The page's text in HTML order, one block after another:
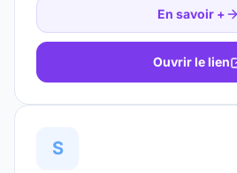
En savoir +
Ouvrir le lien
S